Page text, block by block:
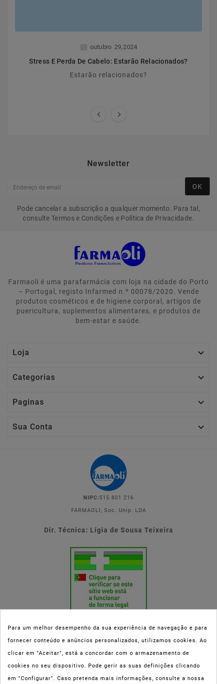
outubro 29, 2024
Stress E Perda De Cabelo: Estarão Relacionados?
Estarão relacionados?
 
Newsletter
OK
Pode cancelar a subscrição a qualquer momento. Para tal,
consulte Termos e Condições e Política de Privacidade.
Farmaoli é uma parafarmácia com loja na cidade do Porto
– Portugal, registo Infarmed n.º 00078/2020. Vende
produtos cosméticos e de higiene corporal, artigos de
puericultura, suplementos alimentares, e produtos de
bem-estar e saúde.
Loja 
Categorias 
Paginas 
Sua Conta 
NIPC: 515 801 216
FARMAOLI, Soc. Unip. LDA
Dir. Técnica: Lígia de Sousa Teixeira
Esta parafarmácia (Farmaoli) encontra-se autorizada pelo INFARMED
(registo nº 00078/2020) para a dispensa de Medicamentos Não
Sujeitos a Receita Médica (MNSRM) e produtos de saúde e bem-estar
Para um melhor desempenho da sua experiência de navegação e para
fornecer conteúdo e anúncios personalizados, utilizamos cookies. Ao
clicar em "Aceitar", está a concordar com o armazenamento de
cookies no seu dispositivo. Pode gerir as suas definições clicando
em "Configurar". Caso pretenda mais informações, consulte a nossa